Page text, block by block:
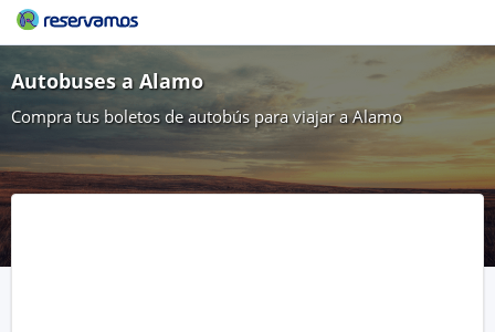
Autobuses a Alamo
Compra tus boletos de autobús para viajar a Alamo